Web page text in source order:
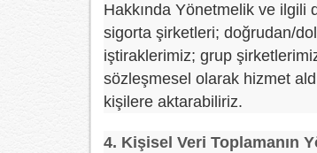
Hakkında Yönetmelik ve ilgili
sigorta şirketleri; doğrudan/
iştiraklerimiz; grup
sözleşmesel olarak hizmet
kişilere aktarabiliriz.
4. Kişisel Veri Toplamanın